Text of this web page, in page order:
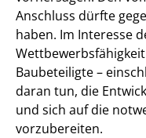
Anschluss dürfte
haben. Im Interesse
Baubeteiligte –
daran tun, die
und sich auf die
vorzubereiten.